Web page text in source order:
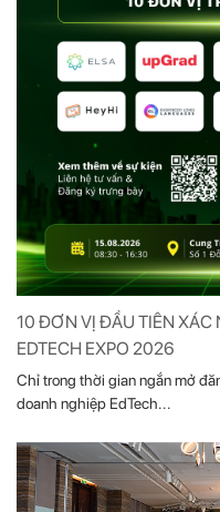
10 ĐƠN VỊ ĐẦU TIÊN XÁC
EDTECH EXPO 2026
Chỉ trong thời gian ngắn mở
doanh nghiệp EdTech...